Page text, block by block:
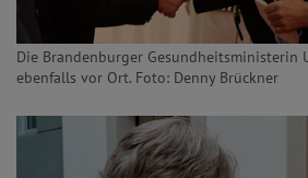
Die Brandenburger Gesundheitsministerin
ebenfalls vor Ort. Foto: Denny Brückner